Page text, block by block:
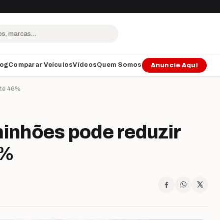
Comparar VeículosVídeosQuem Somos Anuncie Aqui
46%
pode reduzir